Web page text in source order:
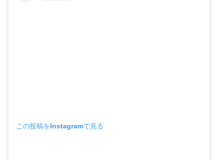
この投稿をInstagramで見る